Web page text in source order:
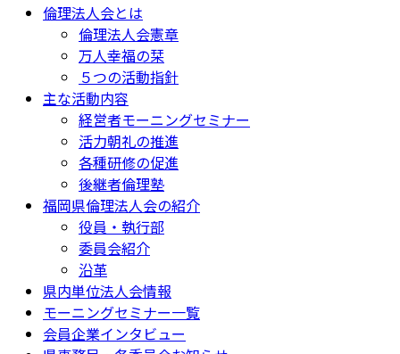
倫理法人会とは
倫理法人会憲章
万人幸福の栞
５つの活動指針
主な活動内容
経営者モーニングセミナー
活力朝礼の推進
各種研修の促進
後継者倫理塾
福岡県倫理法人会の紹介
役員・執行部
委員会紹介
沿革
県内単位法人会情報
モーニングセミナー一覧
会員企業インタビュー